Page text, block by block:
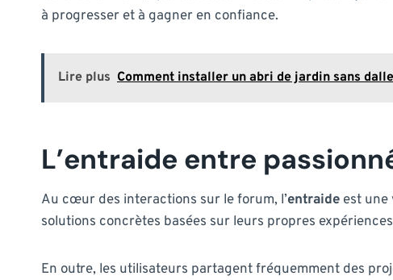
à progresser et à gagner en confiance.
Lire plus Comment installer un abri de jardin sans
L’entraide entre
Au cœur des interactions sur le forum, l’entraide est une
solutions concrètes basées sur leurs propres
En outre, les utilisateurs partagent fréquemment des